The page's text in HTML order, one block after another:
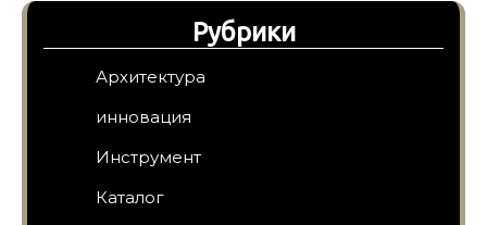
Рубрики
Архитектура
инновация
Инструмент
Каталог